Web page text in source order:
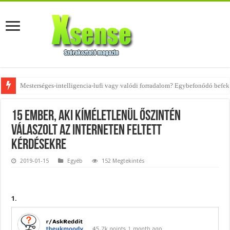
Az övtáskák továbbra is trendik – nézd meg, milyen stílusokhoz illenek!
15 ember, aki kíméletlenül őszintén
válaszolt az interneten feltett
kérdésekre
2019-01-15 Egyéb 152 Megtekintés
1.